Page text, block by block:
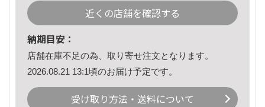
近くの店舗を確認する
納期目安：
店舗在庫不足の為、取り寄せ注文となります。
2026.08.21 13:1頃のお届け予定です。
受け取り方法・送料について